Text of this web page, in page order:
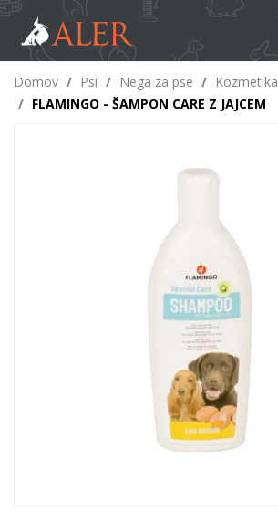
Domov / Psi / Nega za pse / Kozmetika
/ FLAMINGO - ŠAMPON CARE Z JAJCEM